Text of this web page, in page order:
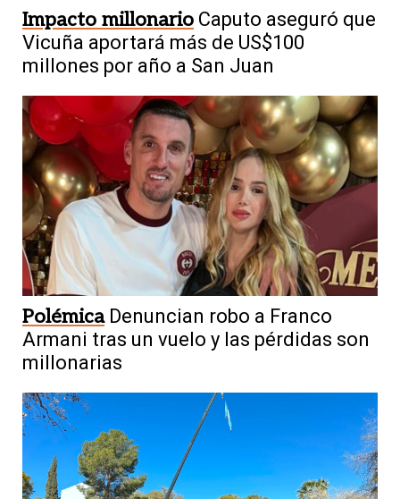
Impacto millonario Caputo aseguró que
Vicuña aportará más de US$100
millones por año a San Juan
Polémica Denuncian robo a Franco
Armani tras un vuelo y las pérdidas son
millonarias